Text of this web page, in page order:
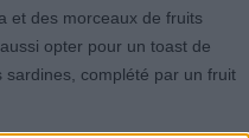
et des morceaux de fruits
opter pour un toast de
sardines, complété par un fruit